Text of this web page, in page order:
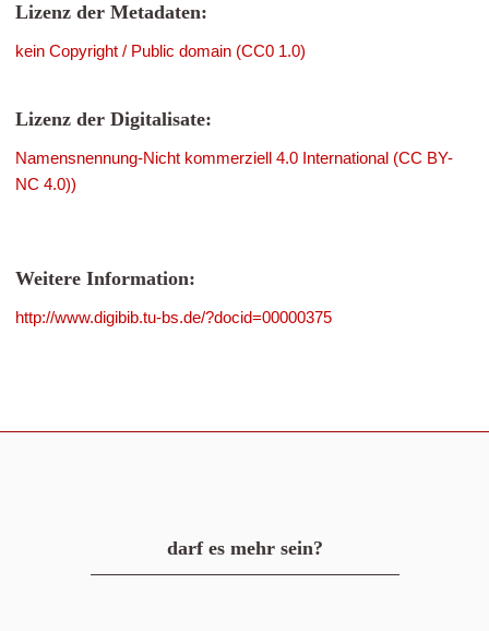
Lizenz der Metadaten:
kein Copyright / Public domain (CC0 1.0)
Lizenz der Digitalisate:
Namensnennung-Nicht kommerziell 4.0 International (CC BY-
NC 4.0))
Weitere Information:
http://www.digibib.tu-bs.de/?docid=00000375
darf es mehr sein?